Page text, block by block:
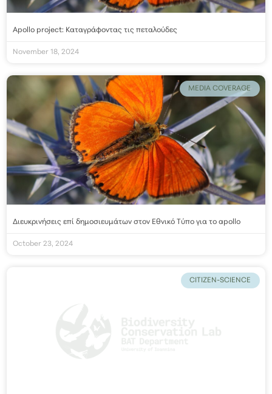
Apollo project: Καταγράφοντας τις πεταλούδες
November 18, 2024
MEDIA COVERAGE
Διευκρινήσεις επί δημοσιευμάτων στον Εθνικό Τύπο για το apollo
October 23, 2024
CITIZEN-SCIENCE